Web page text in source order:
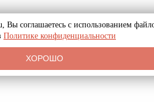
Вы соглашаетесь с использованием
Политике конфиденциальности
ХОРОШО